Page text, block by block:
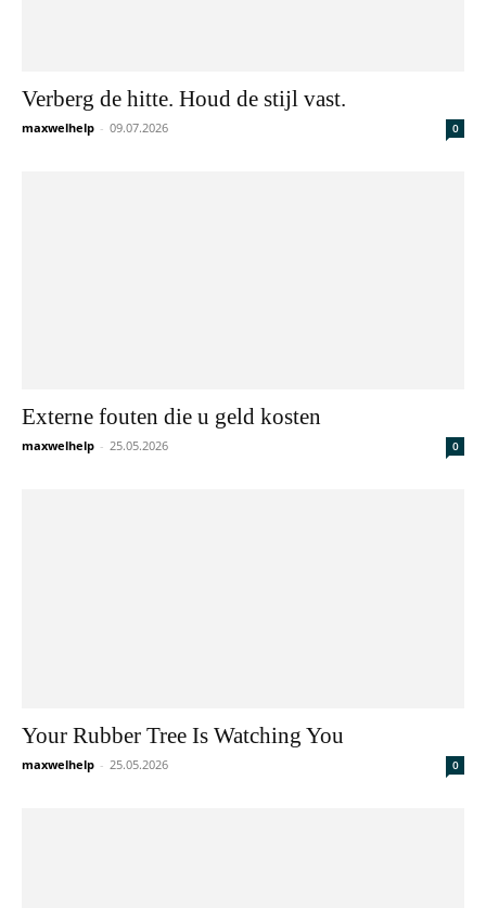
Verberg de hitte. Houd de stijl vast.
maxwelhelp - 09.07.2026 0
Externe fouten die u geld kosten
maxwelhelp - 25.05.2026 0
Your Rubber Tree Is Watching You
maxwelhelp - 25.05.2026 0